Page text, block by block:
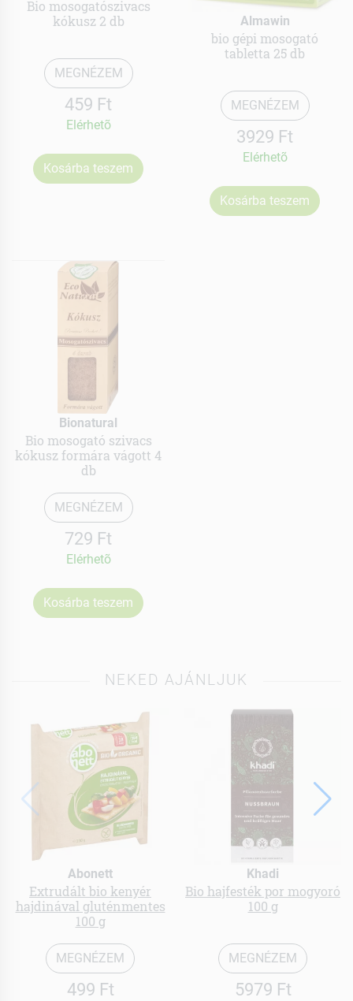
Bio mosogatószivacs
kókusz 2 db
MEGNÉZEM
459 Ft
Elérhetõ
Kosárba teszem
Almawin
bio gépi mosogató
tabletta 25 db
MEGNÉZEM
3929 Ft
Elérhetõ
Kosárba teszem
Bionatural
Bio mosogató szivacs
kókusz formára vágott 4
db
MEGNÉZEM
729 Ft
Elérhetõ
Kosárba teszem
NEKED AJÁNLJUK
Abonett
Extrudált bio kenyér
hajdinával gluténmentes
100 g
MEGNÉZEM
499 Ft
Khadi
Bio hajfesték por mogyoró
100 g
MEGNÉZEM
5979 Ft